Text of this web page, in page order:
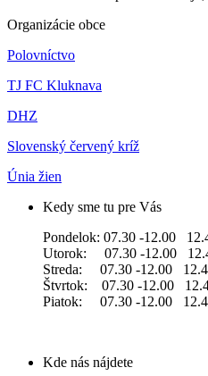
Organizácie obce
Polovníctvo
TJ FC Kluknava
DHZ
Slovenský červený kríž
Únia žien
Kedy sme tu pre Vás
Pondelok: 07.30 -12.00
Utorok: 07.30 -12.00
Streda: 07.30 -12.00
Štvrtok: 07.30 -12.00
Piatok: 07.30 -12.00
Kde nás nájdete